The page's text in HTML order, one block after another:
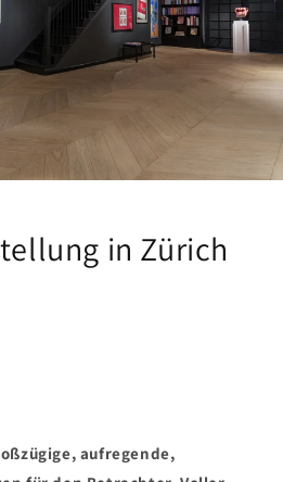
in Zürich
aufregende,